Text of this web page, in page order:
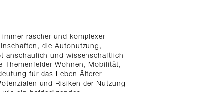
rascher und komplexer
die Autonutzung,
anschaulich und wissenschaftlich
Themenfelder Wohnen, Mobilität,
für das Leben Älterer
und Risiken der Nutzung